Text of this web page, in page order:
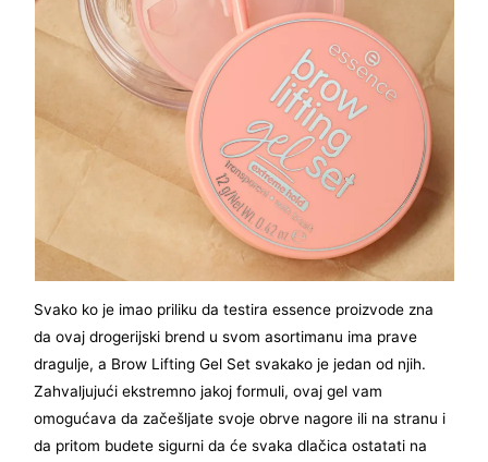
Svako ko je imao priliku da testira essence proizvode zna
da ovaj drogerijski brend u svom asortimanu ima prave
dragulje, a Brow Lifting Gel Set svakako je jedan od njih.
Zahvaljujući ekstremno jakoj formuli, ovaj gel vam
omogućava da začešljate svoje obrve nagore ili na stranu i
da pritom budete sigurni da će svaka dlačica ostatati na